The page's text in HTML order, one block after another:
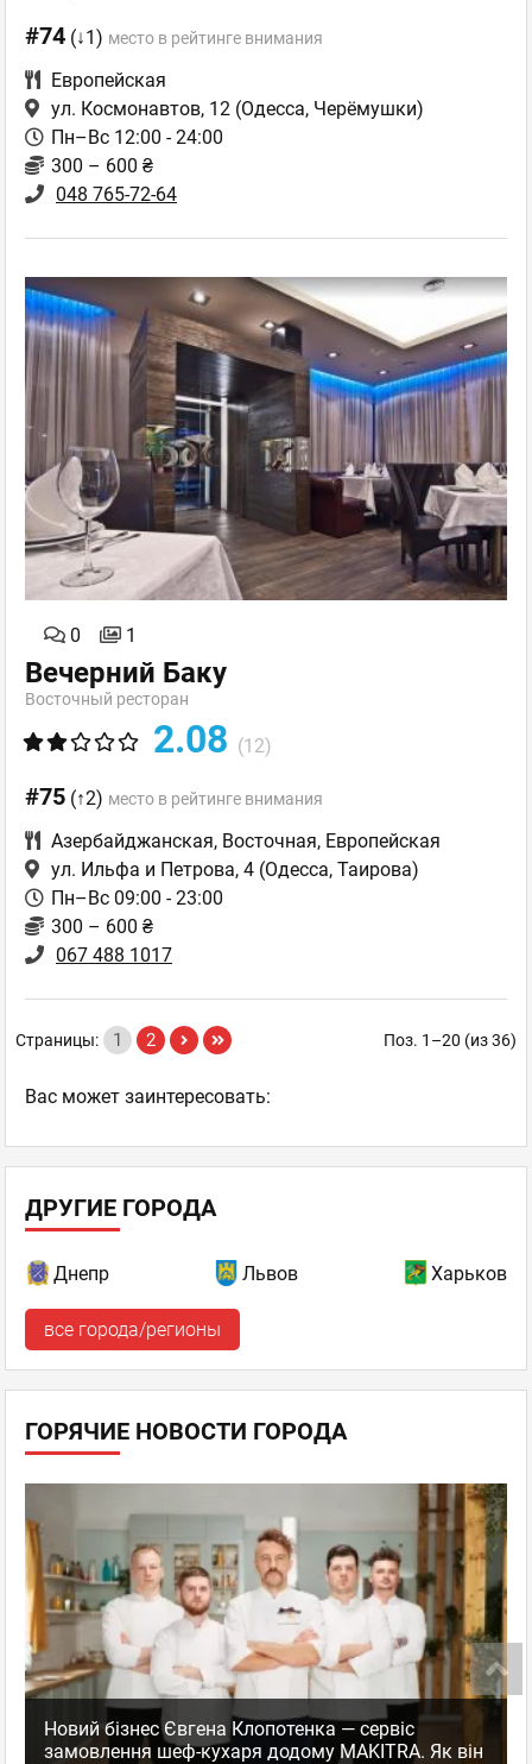
#74 (↓1) место в рейтинге внимания
Европейская
ул. Космонавтов, 12 (Одесса, Черёмушки)
Пн–Вс 12:00 - 24:00
300 – 600 ₴
048 765-72-64
0 1
Вечерний Баку
Восточный ресторан
2.08 (12)
#75 (↑2) место в рейтинге внимания
Азербайджанская, Восточная, Европейская
ул. Ильфа и Петрова, 4 (Одесса, Таирова)
Пн–Вс 09:00 - 23:00
300 – 600 ₴
067 488 1017
Поз. 1–20 (из 36)
Страницы: 1 2
Ваc может заинтересовать:
ДРУГИЕ ГОРОДА
Днепр Львов Харьков
все города/регионы
ГОРЯЧИЕ НОВОСТИ ГОРОДА
Новий бізнес Євгена Клопотенка — сервіс
замовлення шеф-кухаря додому MAKITRA. Як він